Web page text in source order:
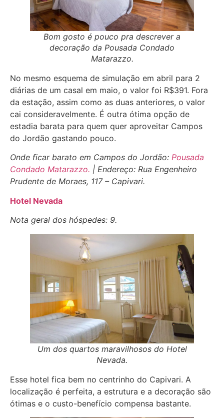
Bom gosto é pouco pra descrever a
decoração da Pousada Condado
Matarazzo.
No mesmo esquema de simulação em abril para 2
diárias de um casal em maio, o valor foi R$391. Fora
da estação, assim como as duas anteriores, o valor
cai consideravelmente. É outra ótima opção de
estadia barata para quem quer aproveitar Campos
do Jordão gastando pouco.
Onde ficar barato em Campos do Jordão: Pousada
Condado Matarazzo. | Endereço: Rua Engenheiro
Prudente de Moraes, 117 – Capivari.
Hotel Nevada
Nota geral dos hóspedes: 9.
Um dos quartos maravilhosos do Hotel
Nevada.
Esse hotel fica bem no centrinho do Capivari. A
localização é perfeita, a estrutura e a decoração são
ótimas e o custo-benefício compensa bastante.